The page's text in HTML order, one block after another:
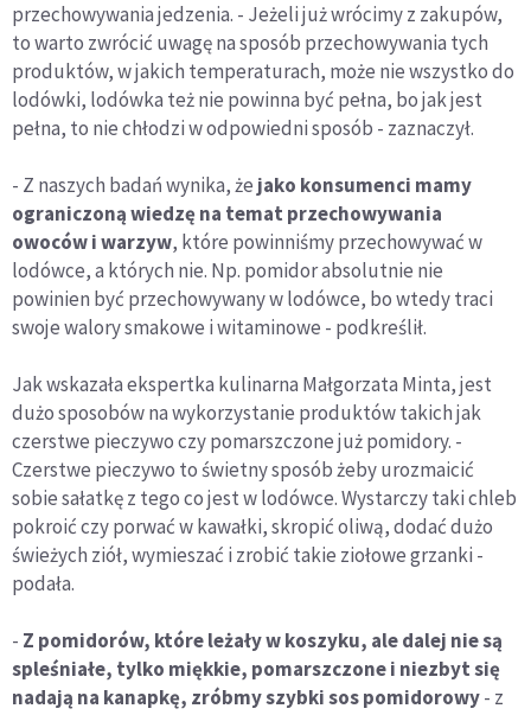
przechowywania jedzenia. - Jeżeli już wrócimy z zakupów,
to warto zwrócić uwagę na sposób przechowywania tych
produktów, w jakich temperaturach, może nie wszystko do
lodówki, lodówka też nie powinna być pełna, bo jak jest
pełna, to nie chłodzi w odpowiedni sposób - zaznaczył.
- Z naszych badań wynika, że jako konsumenci mamy
ograniczoną wiedzę na temat przechowywania
owoców i warzyw, które powinniśmy przechowywać w
lodówce, a których nie. Np. pomidor absolutnie nie
powinien być przechowywany w lodówce, bo wtedy traci
swoje walory smakowe i witaminowe - podkreślił.
Jak wskazała ekspertka kulinarna Małgorzata Minta, jest
dużo sposobów na wykorzystanie produktów takich jak
czerstwe pieczywo czy pomarszczone już pomidory. -
Czerstwe pieczywo to świetny sposób żeby urozmaicić
sobie sałatkę z tego co jest w lodówce. Wystarczy taki chleb
pokroić czy porwać w kawałki, skropić oliwą, dodać dużo
świeżych ziół, wymieszać i zrobić takie ziołowe grzanki -
podała.
- Z pomidorów, które leżały w koszyku, ale dalej nie są
spleśniałe, tylko miękkie, pomarszczone i niezbyt się
nadają na kanapkę, zróbmy szybki sos pomidorowy- z